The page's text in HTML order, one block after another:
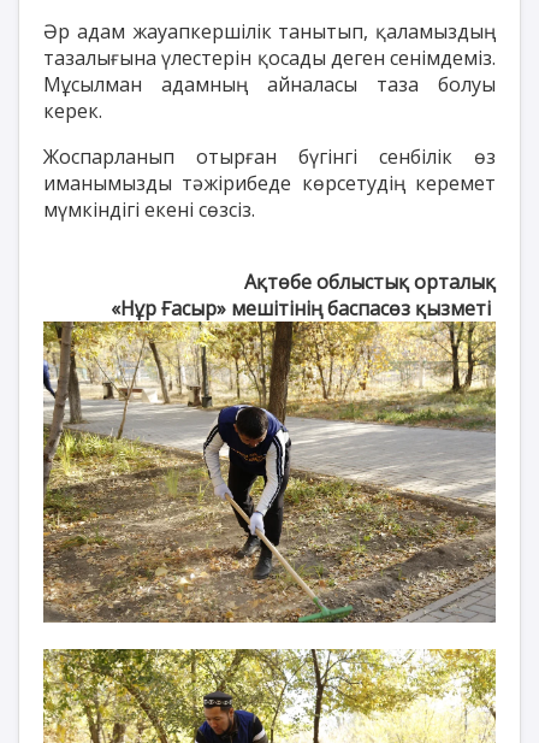
Әр адам жауапкершілік танытып, қаламыздың
тазалығына үлестерін қосады деген сенімдеміз.
Мұсылман адамның айналасы таза болуы
керек.
Жоспарланып отырған бүгінгі сенбілік өз
иманымызды тәжірибеде көрсетудің керемет
мүмкіндігі екені сөзсіз.
Ақтөбе облыстық орталық
«Нұр Ғасыр» мешітінің баспасөз қызметі